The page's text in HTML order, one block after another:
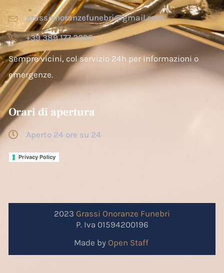
grassionoranzefunebri@gmail.com
+39 389 177 2290
Sempre vicini, col servizio 24h per informazioni o
emergenze.
Orari di apertura
Aperto 24 ore su 24
Privacy Policy
2023 Grassi Onoranze Funebri
P. Iva 01594200196
Made by Open Staff